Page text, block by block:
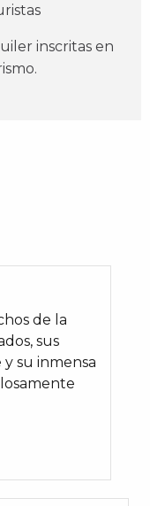
inscritas en
de la
sus
su inmensa